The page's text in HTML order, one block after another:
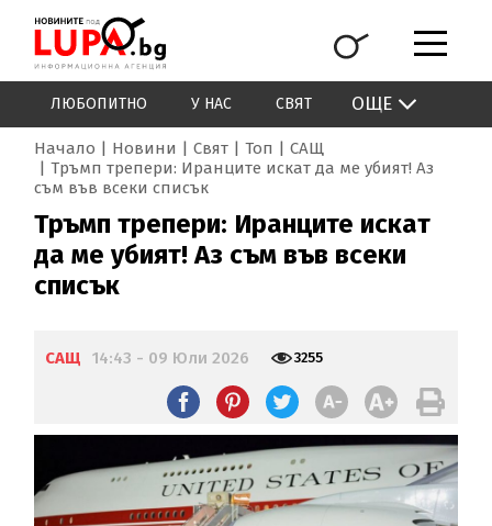
ЛЮБОПИТНО У НАС СВЯТ ОЩЕ
Начало Новини Свят Топ
САЩ
Тръмп трепери: Иранците искат да ме убият! Аз
съм във всеки списък
Тръмп трепери: Иранците искат
да ме убият! Аз съм във всеки
списък
САЩ 14:43 - 09 Юли 2026 3255